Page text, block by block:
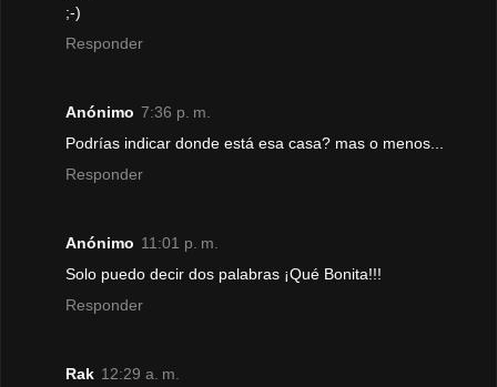
;-)
Responder
Anónimo 7:36 p. m.
Podrías indicar donde está esa casa? mas o menos...
Responder
Anónimo 11:01 p. m.
Solo puedo decir dos palabras ¡Qué Bonita!!!
Responder
Rak 12:29 a. m.